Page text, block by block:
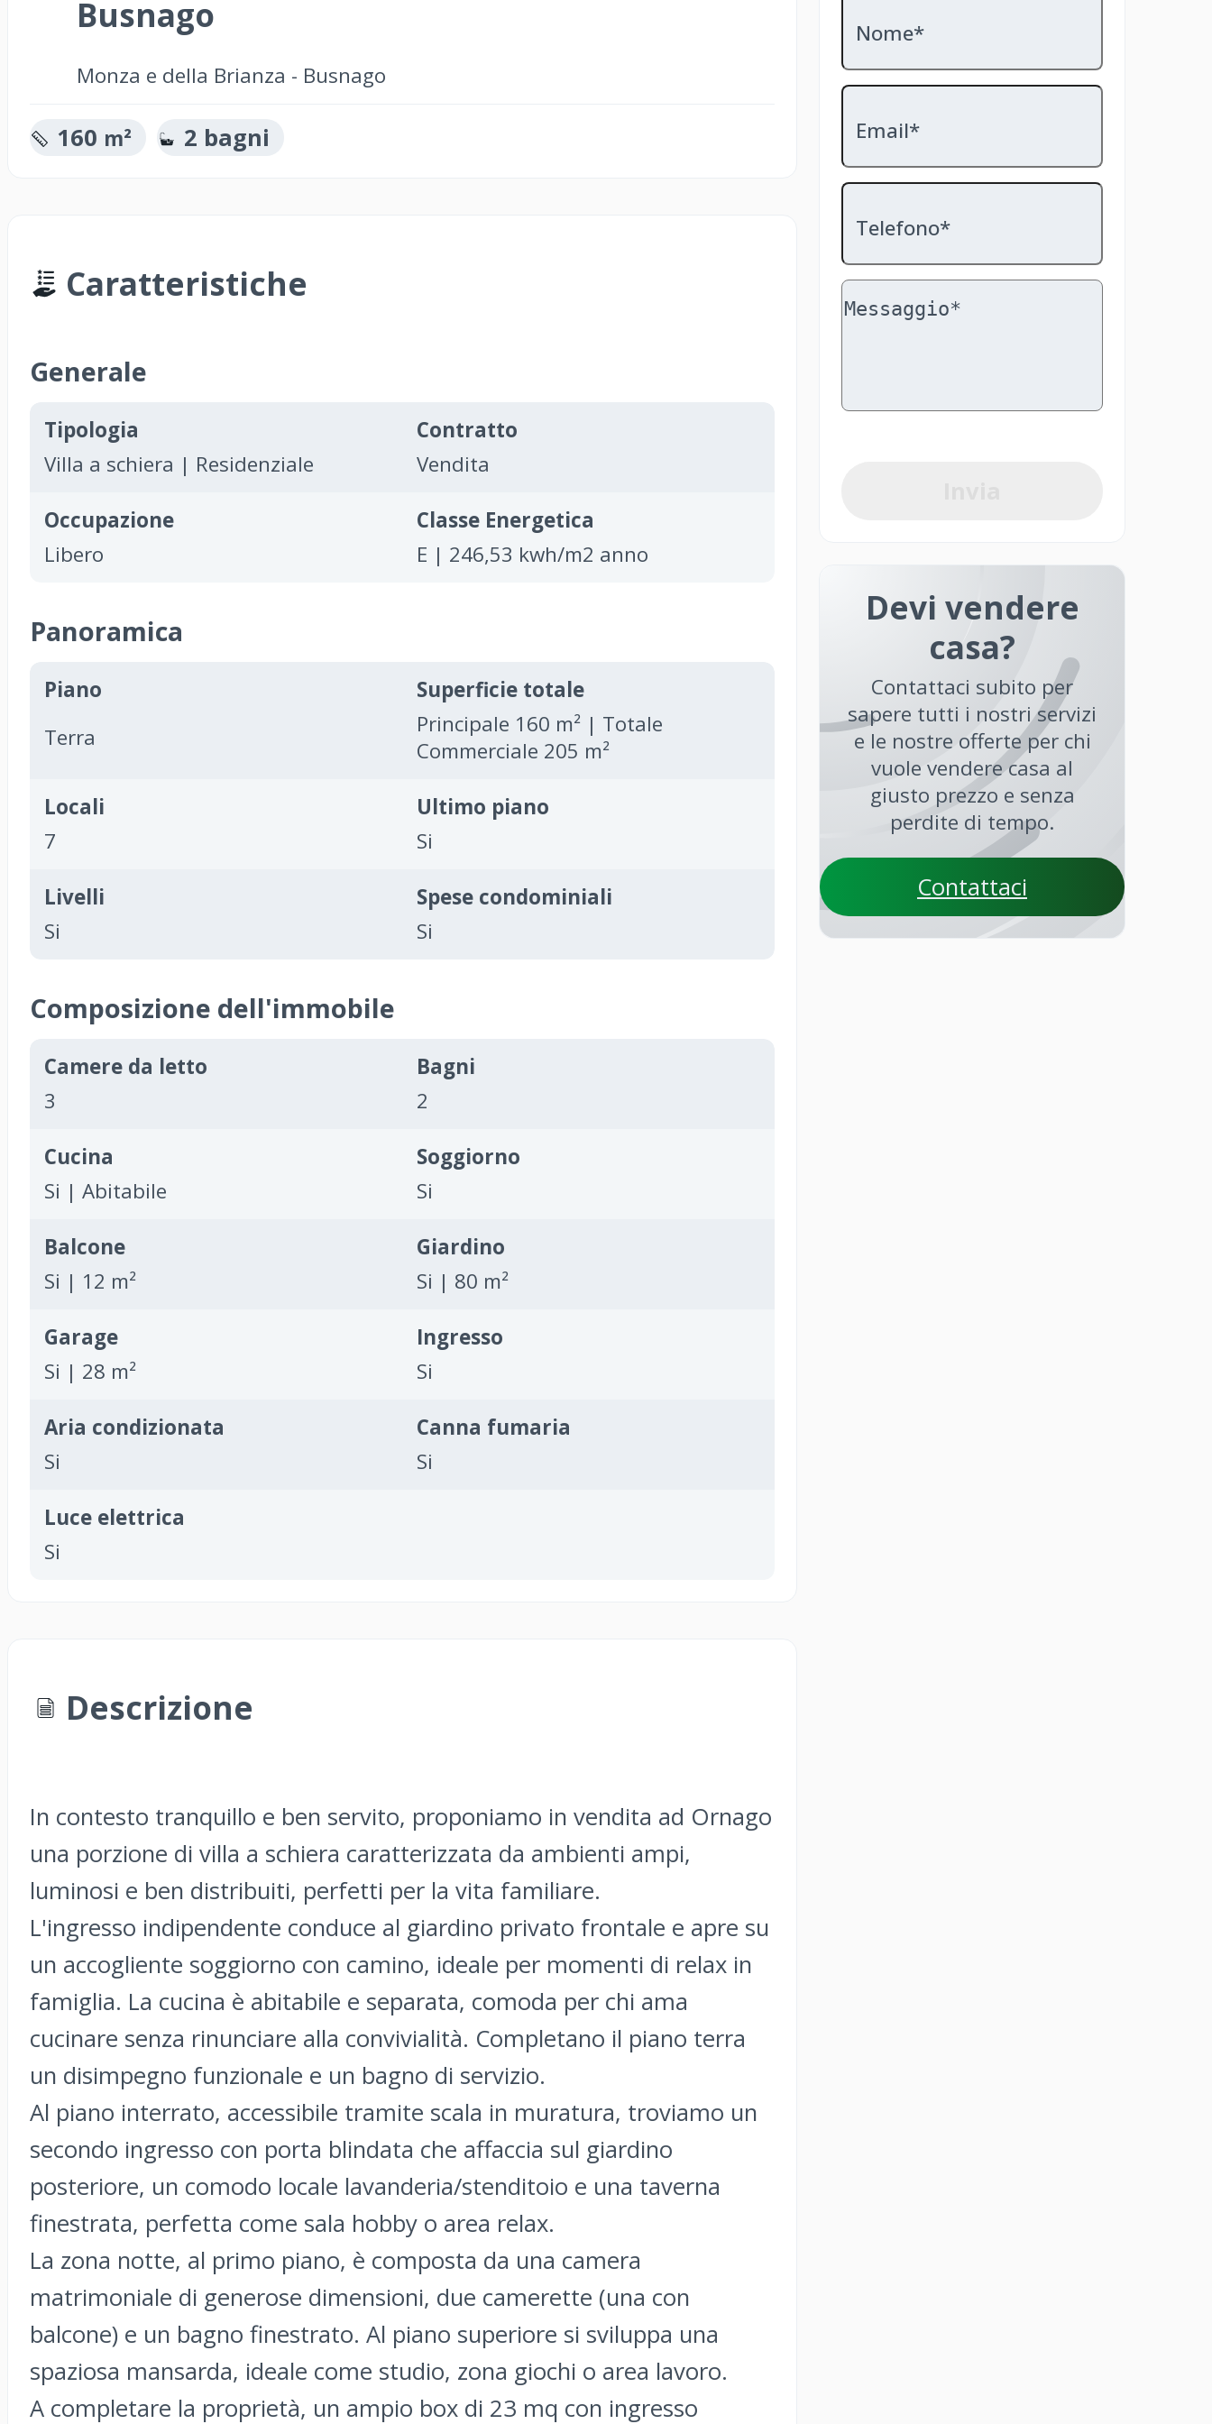
Busnago
Monza e della Brianza - Busnago
160 m² 2 bagni
Caratteristiche
Generale
Tipologia
Villa a schiera | Residenziale
Contratto
Vendita
Occupazione
Libero
Classe Energetica
E | 246,53 kwh/m2 anno
Panoramica
Piano
Terra
Superficie totale
Principale 160 m² | Totale
Commerciale 205 m²
Locali
7
Ultimo piano
Si
Livelli
Si
Spese condominiali
Si
Composizione dell'immobile
Camere da letto
3
Bagni
2
Cucina
Si | Abitabile
Soggiorno
Si
Balcone
Si | 12 m²
Giardino
Si | 80 m²
Garage
Si | 28 m²
Ingresso
Si
Aria condizionata
Si
Canna fumaria
Si
Luce elettrica
Si
Descrizione
In contesto tranquillo e ben servito, proponiamo in vendita ad Ornago
una porzione di villa a schiera caratterizzata da ambienti ampi,
luminosi e ben distribuiti, perfetti per la vita familiare.
L'ingresso indipendente conduce al giardino privato frontale e apre su
un accogliente soggiorno con camino, ideale per momenti di relax in
famiglia. La cucina è abitabile e separata, comoda per chi ama
cucinare senza rinunciare alla convivialità. Completano il piano terra
un disimpegno funzionale e un bagno di servizio.
Al piano interrato, accessibile tramite scala in muratura, troviamo un
secondo ingresso con porta blindata che affaccia sul giardino
posteriore, un comodo locale lavanderia/stenditoio e una taverna
finestrata, perfetta come sala hobby o area relax.
La zona notte, al primo piano, è composta da una camera
matrimoniale di generose dimensioni, due camerette (una con
balcone) e un bagno finestrato. Al piano superiore si sviluppa una
spaziosa mansarda, ideale come studio, zona giochi o area lavoro.
A completare la proprietà, un ampio box di 23 mq con ingresso
Nome*
Email*
Telefono*
Devi vendere
casa?
Contattaci subito per
sapere tutti i nostri servizi
e le nostre offerte per chi
vuole vendere casa al
giusto prezzo e senza
perdite di tempo.
Contattaci